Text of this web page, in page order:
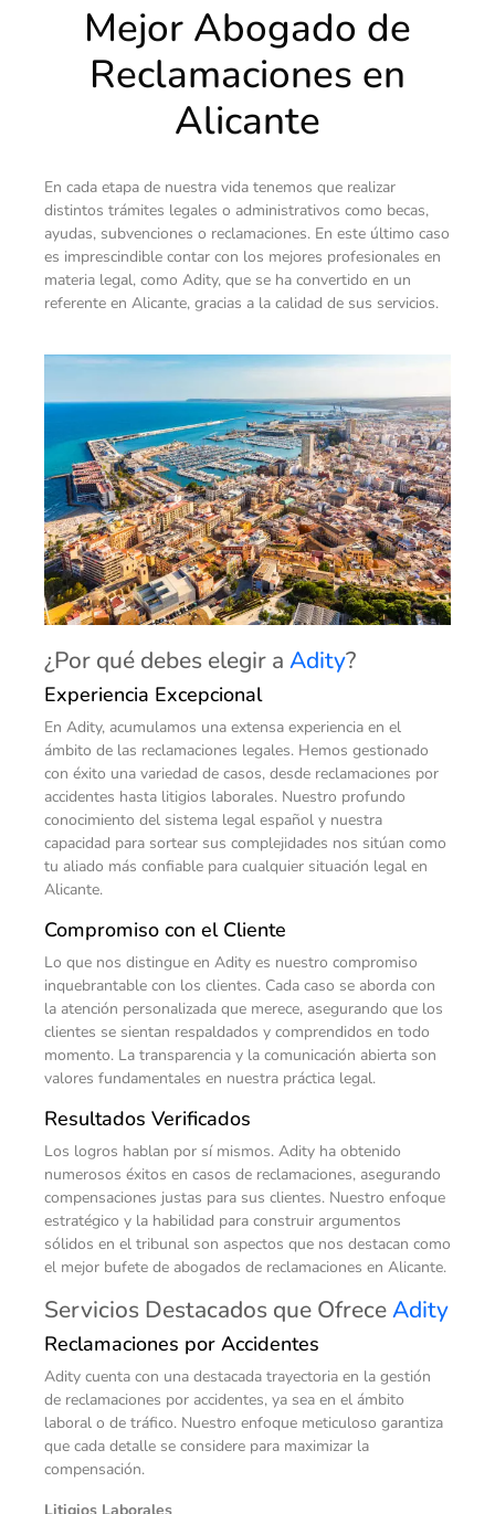
Mejor Abogado de
Reclamaciones en
Alicante
En cada etapa de nuestra vida tenemos que realizar
distintos trámites legales o administrativos como becas,
ayudas, subvenciones o reclamaciones. En este último caso
es imprescindible contar con los mejores profesionales en
materia legal, como Adity, que se ha convertido en un
referente en Alicante, gracias a la calidad de sus servicios.
¿Por qué debes elegir a Adity?
Experiencia Excepcional
En Adity, acumulamos una extensa experiencia en el
ámbito de las reclamaciones legales. Hemos gestionado
con éxito una variedad de casos, desde reclamaciones por
accidentes hasta litigios laborales. Nuestro profundo
conocimiento del sistema legal español y nuestra
capacidad para sortear sus complejidades nos sitúan como
tu aliado más confiable para cualquier situación legal en
Alicante.
Compromiso con el Cliente
Lo que nos distingue en Adity es nuestro compromiso
inquebrantable con los clientes. Cada caso se aborda con
la atención personalizada que merece, asegurando que los
clientes se sientan respaldados y comprendidos en todo
momento. La transparencia y la comunicación abierta son
valores fundamentales en nuestra práctica legal.
Resultados Verificados
Los logros hablan por sí mismos. Adity ha obtenido
numerosos éxitos en casos de reclamaciones, asegurando
compensaciones justas para sus clientes. Nuestro enfoque
estratégico y la habilidad para construir argumentos
sólidos en el tribunal son aspectos que nos destacan como
el mejor bufete de abogados de reclamaciones en Alicante.
Servicios Destacados que OfreceAdity
Reclamaciones por Accidentes
Adity cuenta con una destacada trayectoria en la gestión
de reclamaciones por accidentes, ya sea en el ámbito
laboral o de tráfico. Nuestro enfoque meticuloso garantiza
que cada detalle se considere para maximizar la
compensación.